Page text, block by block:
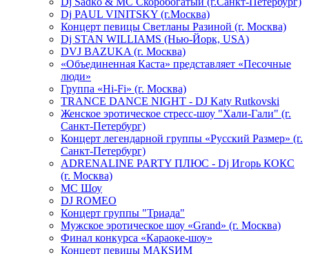
Dj PAUL VINITSKY (г.Москва)
Концерт певицы Светланы Разиной (г. Москва)
Dj STAN WILLIAMS (Нью-Йорк, USA)
DVJ BAZUKA (г. Москва)
«Объединенная Каста» представляет «Песочные
люди»
Группа «Hi-Fi» (г. Москва)
TRANCE DANCE NIGHT - DJ Katy Rutkovski
Женское эротическое стресс-шоу "Хали-Гали" (г.
Санкт-Петербург)
Концерт легендарной группы «Русский Размер» (г.
Санкт-Петербург)
ADRENALINE PARTY ПЛЮС - Dj Игорь КОКС
(г. Москва)
MC Шоу
DJ ROMEO
Концерт группы "Триада"
Мужское эротическое шоу «Grand» (г. Москва)
Финал конкурса «Караоке-шоу»
Концерт певицы МАКSИМ